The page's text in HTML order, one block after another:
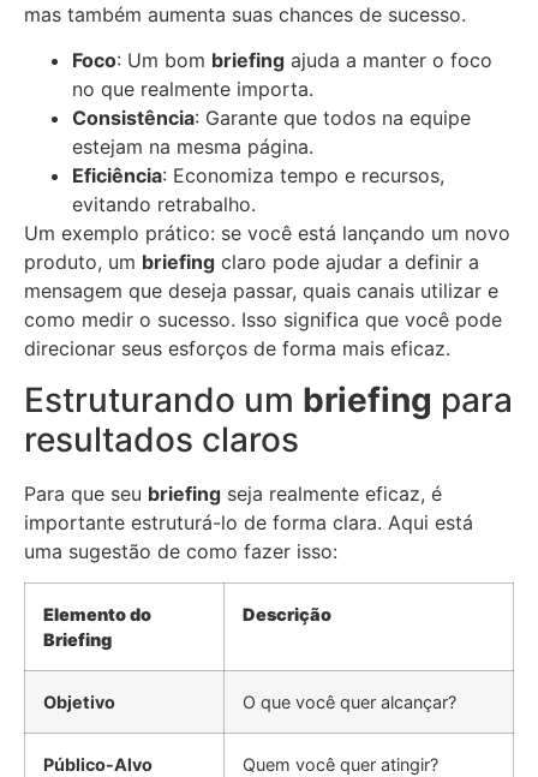
mas também aumenta suas chances de sucesso.
Foco: Um bom briefing ajuda a manter o foco
no que realmente importa.
Consistência: Garante que todos na equipe
estejam na mesma página.
Eficiência: Economiza tempo e recursos,
evitando retrabalho.
Um exemplo prático: se você está lançando um novo
produto, um briefing claro pode ajudar a definir a
mensagem que deseja passar, quais canais utilizar e
como medir o sucesso. Isso significa que você pode
direcionar seus esforços de forma mais eficaz.
Estruturando um briefing para
resultados claros
Para que seu briefing seja realmente eficaz, é
importante estruturá-lo de forma clara. Aqui está
uma sugestão de como fazer isso:
Elemento do
Briefing
Descrição
Objetivo O que você quer alcançar?
Público-Alvo Quem você quer atingir?